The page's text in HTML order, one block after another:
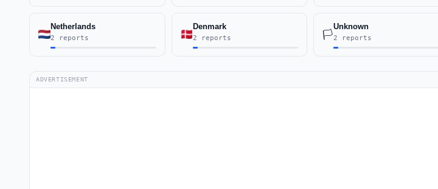
Netherlands
2 reports
Denmark
2 reports 🏳️
Unknown
2 reports
ADVERTISEMENT